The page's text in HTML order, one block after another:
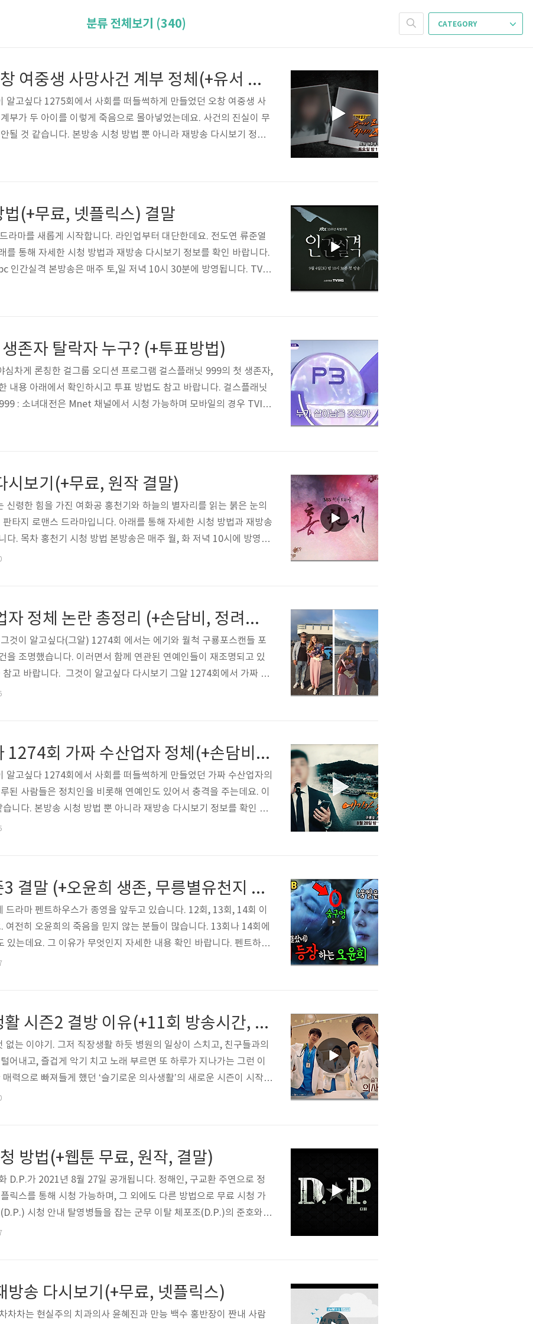
CATEGORY
분류 전체보기 (340)
그알 1275회 오창 여중생 사망사건 계부 정체(+유서 전문)
알고싶다 1275회에서 사회를 떠들썩하게 만들었던 오창 여중생 사
부가 두 아이를 이렇게 죽음으로 몰아넣었는데요. 사건의 진실이 무
될 것 같습니다. 본방송 시청 방법 뿐 아니라 재방송 다시보기 정보
알고싶다 시청 방법 그것이 알고싶다는 매주 토요일 밤 11시10분에
(+무료, 넷플릭스) 결말
라마를 새롭게 시작합니다. 라인업부터 대단한데요. 전도연 류준열
를 통해 자세한 시청 방법과 재방송 다시보기 정보를 확인 바랍니다.
인간실격 본방송은 매주 토,일 저녁 10시 30분에 방영됩니다. TV
에서 볼 수 있습니다. 아래의 온에어 사이트를 이용 바랍니다. http
존자 탈락자 누구? (+투표방법)
심차게 론칭한 걸그룹 오디션 프로그램 걸스플래닛 999의 첫 생존자,
내용 아래에서 확인하시고 투표 방법도 참고 바랍니다. 걸스플래닛
: 소녀대전은 Mnet 채널에서 시청 가능하며 모바일의 경우 TVIN
시청 방법 안내드리니 참고 하세요. http://bit.ly/TVING_free 티
시보기(+무료, 원작 결말)
신령한 힘을 가진 여화공 홍천기와 하늘의 별자리를 읽는 붉은 눈의
타지 로맨스 드라마입니다. 아래를 통해 자세한 시청 방법과 재방송
다. 목차 홍천기 시청 방법 본방송은 매주 월, 화 저녁 10시에 방영됩
이 어렵다면 모바일, PC 에서 볼 수 있습니다. 아래의 온에어 사이트
가짜 포항 수산업자 정체 논란 총정리 (+손담비, 정려원, 박하선)
것이 알고싶다(그알) 1274회 에서는 에기와 월척 구룡포스캔들 포
을 조명했습니다. 이러면서 함께 연관된 연예인들이 재조명되고 있
고 바랍니다. ​ 그것이 알고싶다 다시보기 그알 1274회에서 가짜 수
다뤘습니다. 보다 상세한 정보를 알 수 있으니 못 본분들은 아래를
이 ..
그것이 알고싶다 1274회 가짜 수산업자 정체(+손담비, 정려원) 다시보기
알고싶다 1274회에서 사회를 떠들썩하게 만들었던 가짜 수산업자의
된 사람들은 정치인을 비롯해 연예인도 있어서 충격을 주는데요. 이
니다. 본방송 시청 방법 뿐 아니라 재방송 다시보기 정보를 확인 바
시청 방법 그것이 알고싶다는 매주 토요일 밤 11시10분에 방영합니
펜트하우스 시즌3 결말 (+오윤희 생존, 무릉별유천지 촬영)
드라마 펜트하우스가 종영을 앞두고 있습니다. 12회, 13회, 14회 이
여전히 오윤희의 죽음을 믿지 않는 분들이 많습니다. 13회나 14회에
있는데요. 그 이유가 무엇인지 자세한 내용 확인 바랍니다. 펜트하우
송을 놓친 분들은 재방송 다시보기를 통해 볼 수 있습니다. 아래를 참
슬기로운 의사생활 시즌2 결방 이유(+11회 방송시간, 다시보기)
없는 이야기. 그저 직장생활 하듯 병원의 일상이 스치고, 친구들과의
어내고, 즐겁게 악기 치고 노래 부르면 또 하루가 지나가는 그런 이
력으로 빠져들게 했던 ‘슬기로운 의사생활’의 새로운 시즌이 시작합
슬기로운 의사생활 시즌2는 11회가 방영될 9월 2일에 결방이 확정
방법(+웹툰 무료, 원작, 결말)
D.P.가 2021년 8월 27일 공개됩니다. 정해인, 구교환 주연으로 정
릭스를 통해 시청 가능하며, 그 외에도 다른 방법으로 무료 시청 가
시청 안내 탈영병들을 잡는 군무 이탈 체포조(D.P.)의 준호와
들을 쫓으며 미처 알지 못했던 현실을 마주하는 이야기입니다. 넷플
방송 다시보기(+무료, 넷플릭스)
차차는 현실주의 치과의사 윤혜진과 만능 백수 홍반장이 짠내 사람